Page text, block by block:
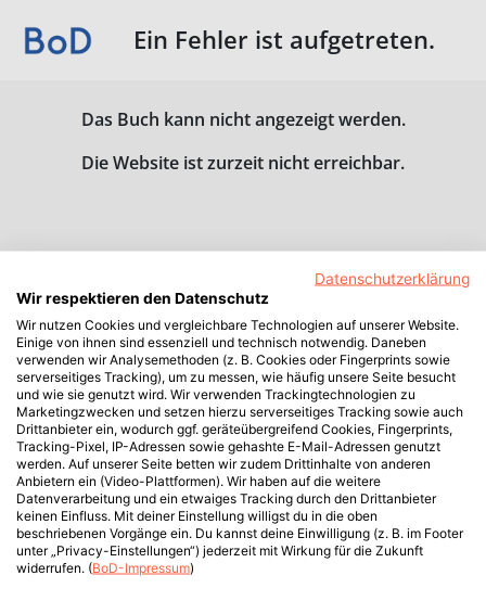
Ein Fehler ist aufgetreten.
Das Buch kann nicht angezeigt werden.
Die Website ist zurzeit nicht erreichbar.
Datenschutzerklärung
Wir respektieren den Datenschutz
Wir nutzen Cookies und vergleichbare Technologien auf unserer Website.
Einige von ihnen sind essenziell und technisch notwendig. Daneben
verwenden wir Analysemethoden (z. B. Cookies oder Fingerprints sowie
serverseitiges Tracking), um zu messen, wie häufig unsere Seite besucht
und wie sie genutzt wird. Wir verwenden Trackingtechnologien zu
Marketingzwecken und setzen hierzu serverseitiges Tracking sowie auch
Drittanbieter ein, wodurch ggf. geräteübergreifend Cookies, Fingerprints,
Tracking-Pixel, IP-Adressen sowie gehashte E-Mail-Adressen genutzt
werden. Auf unserer Seite betten wir zudem Drittinhalte von anderen
Anbietern ein (Video-Plattformen). Wir haben auf die weitere
Datenverarbeitung und ein etwaiges Tracking durch den Drittanbieter
keinen Einfluss. Mit deiner Einstellung willigst du in die oben
beschriebenen Vorgänge ein. Du kannst deine Einwilligung (z. B. im Footer
unter „Privacy-Einstellungen“) jederzeit mit Wirkung für die Zukunft
widerrufen. (BoD-Impressum)